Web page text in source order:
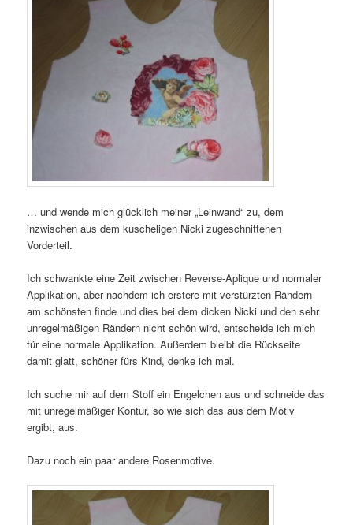
… und wende mich glücklich meiner „Leinwand“ zu, dem
inzwischen aus dem kuscheligen Nicki zugeschnittenen
Vorderteil.
Ich schwankte eine Zeit zwischen Reverse-Aplique und normaler
Applikation, aber nachdem ich erstere mit verstürzten Rändern
am schönsten finde und dies bei dem dicken Nicki und den sehr
unregelmäßigen Rändern nicht schön wird, entscheide ich mich
für eine normale Applikation. Außerdem bleibt die Rückseite
damit glatt, schöner fürs Kind, denke ich mal.
Ich suche mir auf dem Stoff ein Engelchen aus und schneide das
mit unregelmäßiger Kontur, so wie sich das aus dem Motiv
ergibt, aus.
Dazu noch ein paar andere Rosenmotive.